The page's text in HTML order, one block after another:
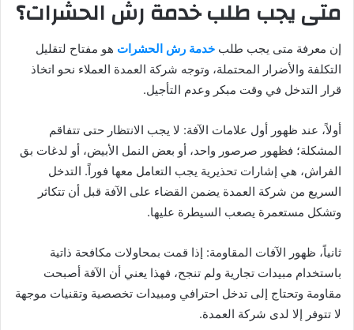
متى يجب طلب خدمة رش الحشرات؟
إن معرفة متى يجب طلب خدمة رش الحشرات هو مفتاح لتقليل
التكلفة والأضرار المحتملة، وتوجه شركة العمدة العملاء نحو اتخاذ
قرار التدخل في وقت مبكر وعدم التأجيل.
أولاً، عند ظهور أول علامات الآفة: لا يجب الانتظار حتى تتفاقم
المشكلة؛ فظهور صرصور واحد، أو بعض النمل الأبيض، أو لدغات بق
الفراش، هي إشارات تحذيرية يجب التعامل معها فوراً. التدخل
السريع من شركة العمدة يضمن القضاء على الآفة قبل أن تتكاثر
وتشكل مستعمرة يصعب السيطرة عليها.
ثانياً، ظهور الآفات المقاومة: إذا قمت بمحاولات مكافحة ذاتية
باستخدام مبيدات تجارية ولم تنجح، فهذا يعني أن الآفة أصبحت
مقاومة وتحتاج إلى تدخل احترافي ومبيدات تخصصية وتقنيات موجهة
لا تتوفر إلا لدى شركة العمدة.